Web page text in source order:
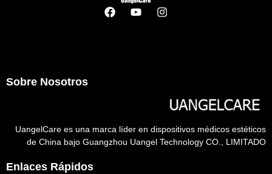
Sobre Nosotros
UangelCare es una marca líder en dispositivos médicos estéticos
de China bajo Guangzhou Uangel Technology CO., LIMITADO
Enlaces Rápidos